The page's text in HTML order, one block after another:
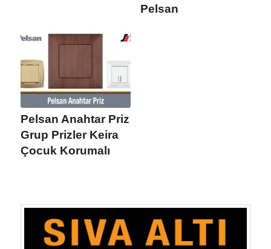
Pelsan
Pelsan Anahtar Priz
Grup Prizler Keira
Çocuk Korumalı